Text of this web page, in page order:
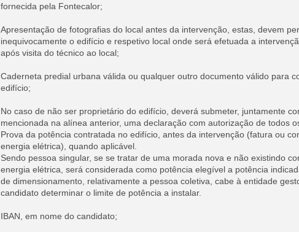
fornecida pela Fontecalor;
Apresentação de fotografias do local antes da intervenção, estas, devem
inequivocamente o edifício e respetivo local onde será efetuada a
após visita do técnico ao local;
Caderneta predial urbana válida ou qualquer outro documento válido para
edifício;
No caso de não ser proprietário do edifício, deverá submeter, juntamente
mencionada na alínea anterior, uma declaração com autorização de todos
Prova da potência contratada no edifício, antes da intervenção (fatura ou
energia elétrica), quando aplicável.
Sendo pessoa singular, se se tratar de uma morada nova e não existindo
energia elétrica, será considerada como potência elegível a potência
de dimensionamento, relativamente a pessoa coletiva, cabe à entidade
candidato determinar o limite de potência a instalar.
IBAN, em nome do candidato;